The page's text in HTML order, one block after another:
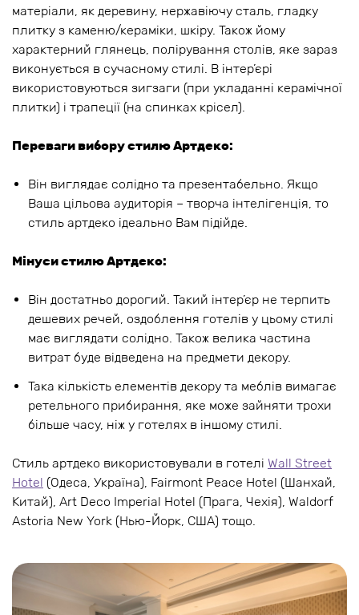
матеріали, як деревину, нержавіючу сталь, гладку
плитку з каменю/кераміки, шкіру. Також йому
характерний глянець, полірування столів, яке зараз
виконується в сучасному стилі. В інтер’єрі
використовуються зигзаги (при укладанні керамічної
плитки) і трапеції (на спинках крісел).
Переваги вибору стилю Артдеко:
Він виглядає солідно та презентабельно. Якщо
Ваша цільова аудиторія – творча інтелігенція, то
стиль артдеко ідеально Вам підійде.
Мінуси стилю Артдеко:
Він достатньо дорогий. Такий інтер’єр не терпить
дешевих речей, оздоблення готелів у цьому стилі
має виглядати солідно. Також велика частина
витрат буде відведена на предмети декору.
Така кількість елементів декору та меблів вимагає
ретельного прибирання, яке може зайняти трохи
більше часу, ніж у готелях в іншому стилі.
Стиль артдеко використовували в готелі Wall Street
Hotel (Одеса, Україна), Fairmont Peace Hotel (Шанхай,
Китай), Art Deco Imperial Hotel (Прага, Чехія), Waldorf
Astoria New York (Нью-Йорк, США) тощо.